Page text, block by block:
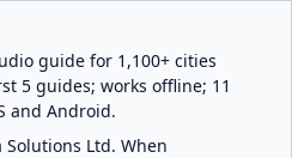
guide for 1,100+ cities
5 guides; works offline; 11
and Android.
Ltd. When